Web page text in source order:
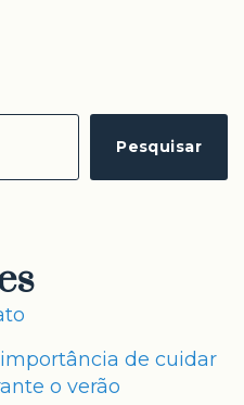
Pesquisar
de cuidar
o verão